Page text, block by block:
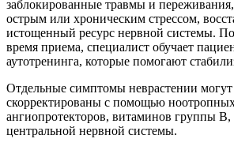
заблокированные травмы и переживания,
острым или хроническим стрессом,
истощенный ресурс нервной системы.
время приема, специалист обучает
аутотренинга, которые помогают
Отдельные симптомы неврастении
скорректированы с помощью ноотропных
ангиопротекторов, витаминов группы
центральной нервной системы.